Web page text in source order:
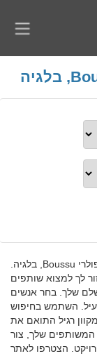
BelDatingGo הוא שירות היכרויות מקוון פופולרי Boussu, בלגיה.
לך למצוא שותפים
שלך. בחר אנשים
יעיל. השתמש בחיפוש
רגיל התואם את
המשותפים שלך, צור
הצטרפו לאתר